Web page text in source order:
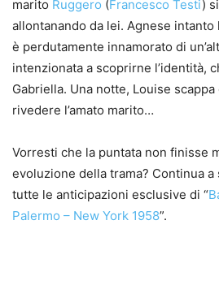
marito Ruggero (Francesco Testi)
allontanando da lei. Agnese
è perdutamente innamorato di
intenzionata a scoprirne l’identità,
Gabriella. Una notte, Louise
rivedere l’amato marito…
Vorresti che la puntata non finisse
evoluzione della trama? Continua
tutte le anticipazioni esclusive di “
Palermo – New York 1958”.